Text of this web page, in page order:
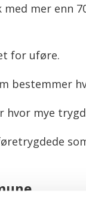
mer enn
for uføre.
bestemmer
mye
minst 30